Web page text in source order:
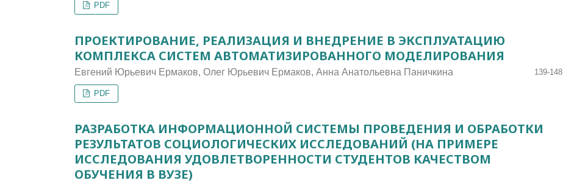
PDF
ПРОЕКТИРОВАНИЕ, РЕАЛИЗАЦИЯ И ВНЕДРЕНИЕ В ЭКСПЛУАТАЦИЮ
КОМПЛЕКСА СИСТЕМ АВТОМАТИЗИРОВАННОГО МОДЕЛИРОВАНИЯ
Евгений Юрьевич Ермаков, Олег Юрьевич Ермаков, Анна Анатольевна Паничкина 139-148
PDF
РАЗРАБОТКА ИНФОРМАЦИОННОЙ СИСТЕМЫ ПРОВЕДЕНИЯ И ОБРАБОТКИ
РЕЗУЛЬТАТОВ СОЦИОЛОГИЧЕСКИХ ИССЛЕДОВАНИЙ (НА ПРИМЕРЕ
ИССЛЕДОВАНИЯ УДОВЛЕТВОРЕННОСТИ СТУДЕНТОВ КАЧЕСТВОМ
ОБУЧЕНИЯ В ВУЗЕ)